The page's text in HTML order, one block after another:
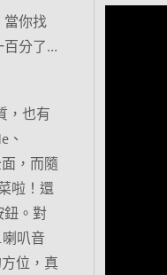
當你找
百分了…
，也有
、
，而隨
啦！還
鈕。對
叭音
位，真